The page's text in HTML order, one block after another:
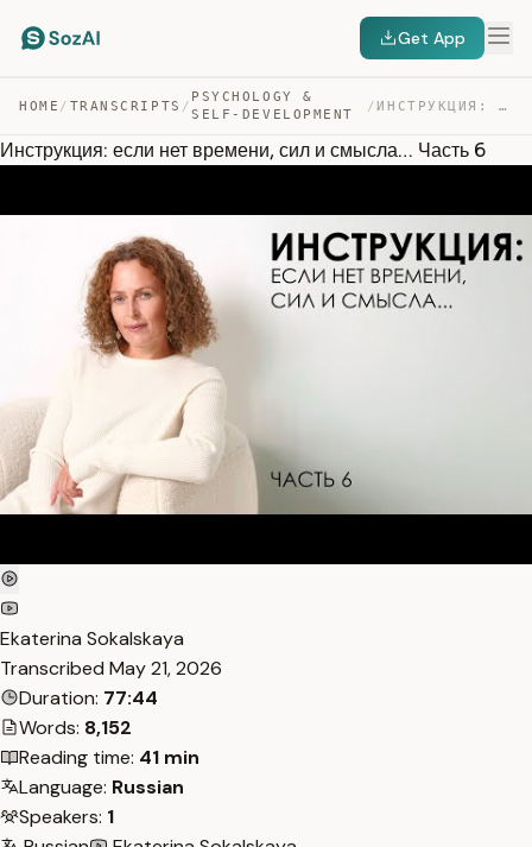
Get App
HOME / TRANSCRIPTS /
PSYCHOLOGY &
SELF-DEVELOPMENT
/ ИНСТРУКЦИЯ: ЕСЛИ НЕТ ВРЕМЕНИ, СИЛ И СМЫСЛА… ЧАСТЬ 6 — TRANSCRIPT
Инструкция: если нет времени, сил и смысла… Часть 6
Ekaterina Sokalskaya
Transcribed May 21, 2026
Duration: 77:44
Words: 8,152
Reading time: 41 min
Language: Russian
Speakers: 1